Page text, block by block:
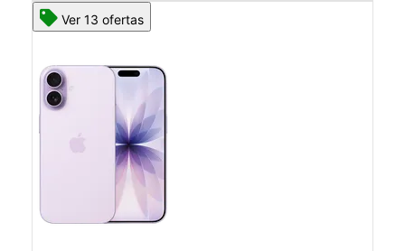
Ver 13 ofertas